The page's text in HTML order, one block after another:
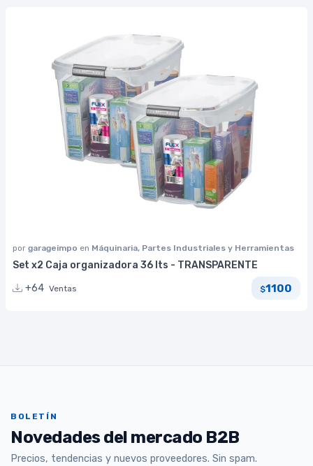
por garageimpo en Máquinaria, Partes Industriales y Herramientas
Set x2 Caja organizadora 36 lts - TRANSPARENTE
+64 Ventas $1100
BOLETÍN
Novedades del mercado B2B
Precios, tendencias y nuevos proveedores. Sin spam.